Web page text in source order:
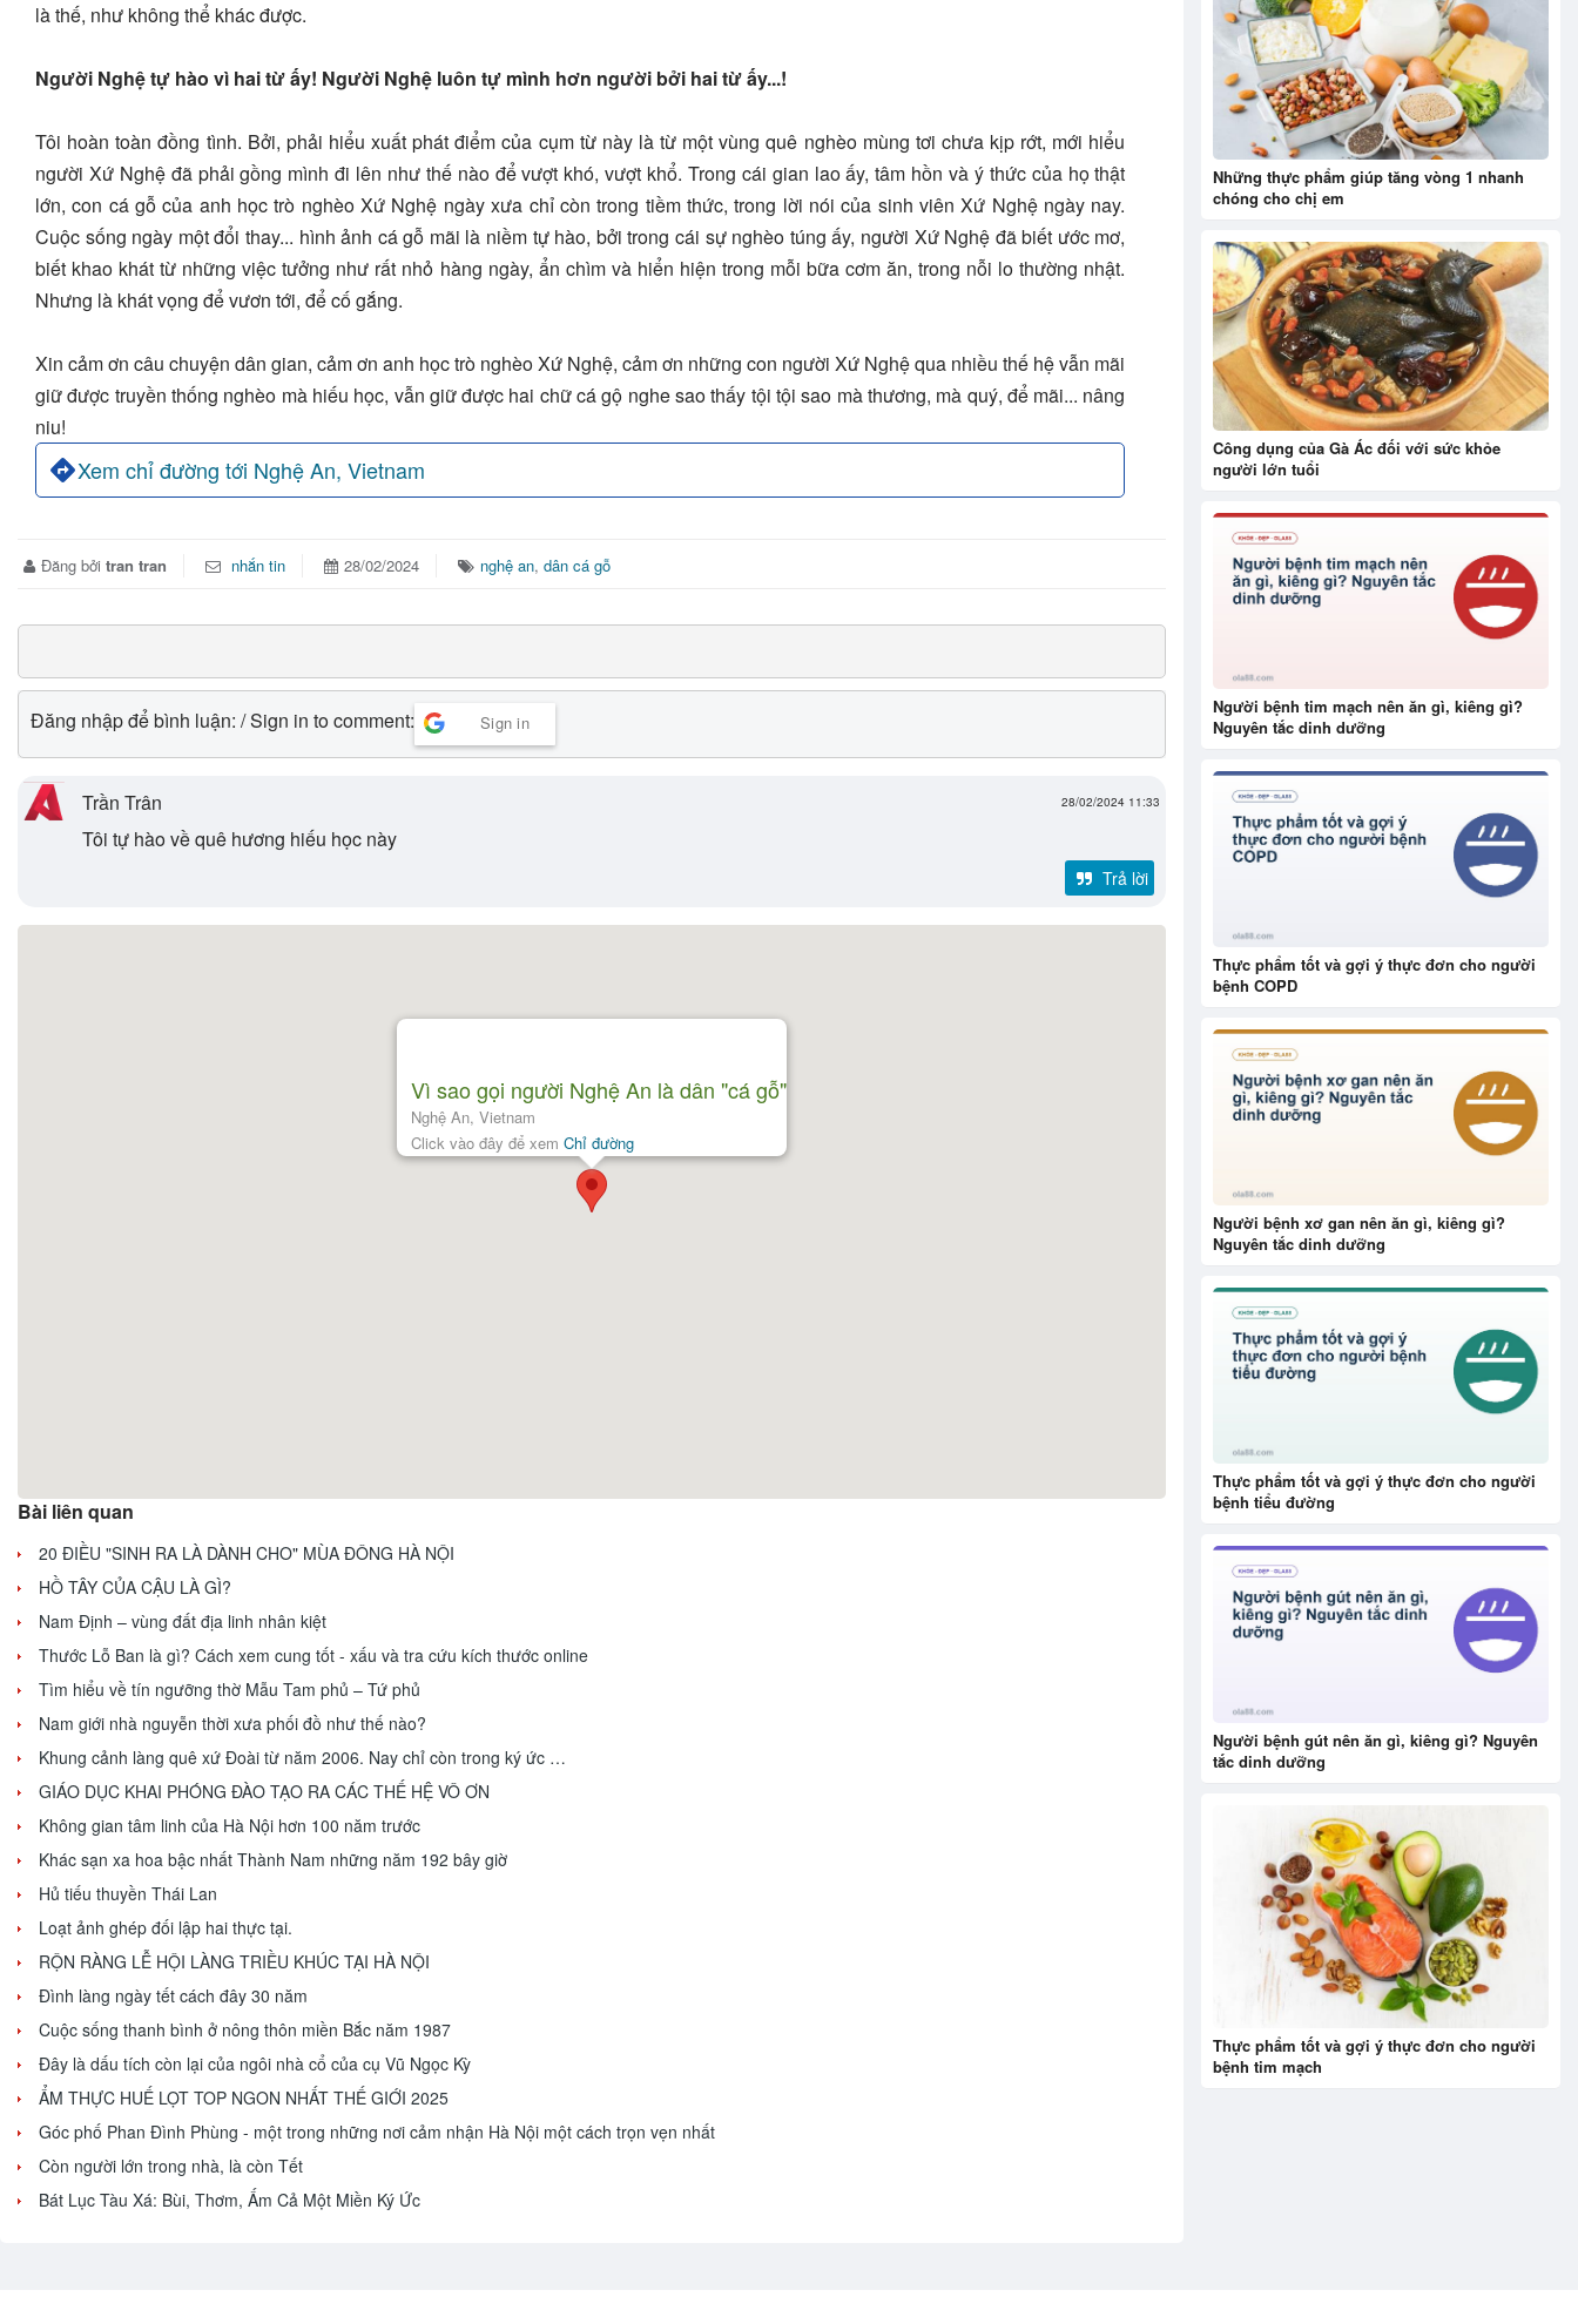
là thế, như không thể khác được.
Người Nghệ tự hào vì hai từ ấy! Người Nghệ luôn tự mình hơn người bởi hai từ ấy...!
Tôi hoàn toàn đồng tình. Bởi, phải hiểu xuất phát điểm của cụm từ này là từ một vùng quê nghèo mùng tơi chưa kịp rớt, mới hiểu
người Xứ Nghệ đã phải gồng mình đi lên như thế nào để vượt khó, vượt khổ. Trong cái gian lao ấy, tâm hồn và ý thức của họ thật
lớn, con cá gỗ của anh học trò nghèo Xứ Nghệ ngày xưa chỉ còn trong tiềm thức, trong lời nói của sinh viên Xứ Nghệ ngày nay.
Cuộc sống ngày một đổi thay... hình ảnh cá gỗ mãi là niềm tự hào, bởi trong cái sự nghèo túng ấy, người Xứ Nghệ đã biết ước mơ,
biết khao khát từ những việc tưởng như rất nhỏ hàng ngày, ẩn chìm và hiển hiện trong mỗi bữa cơm ăn, trong nỗi lo thường nhật.
Nhưng là khát vọng để vươn tới, để cố gắng.
Xin cảm ơn câu chuyện dân gian, cảm ơn anh học trò nghèo Xứ Nghệ, cảm ơn những con người Xứ Nghệ qua nhiều thế hệ vẫn mãi
giữ được truyền thống nghèo mà hiếu học, vẫn giữ được hai chữ cá gộ nghe sao thấy tội tội sao mà thương, mà quý, để mãi... nâng
niu!
Xem chỉ đường tới Nghệ An, Vietnam
Đăng bởi tran tran nhắn tin 28/02/2024 nghệ an, dân cá gỗ
Đăng nhập để bình luận: / Sign in to comment: Sign in
Trần Trân 28/02/2024 11:33
Tôi tự hào về quê hương hiếu học này
Trả lời
Vì sao gọi người Nghệ An là dân "cá gỗ"
Nghệ An, Vietnam
Click vào đây để xem Chỉ đường
Bài liên quan
20 ĐIỀU "SINH RA LÀ DÀNH CHO" MÙA ĐÔNG HÀ NỘI
HỒ TÂY CỦA CẬU LÀ GÌ?
Nam Định – vùng đất địa linh nhân kiệt
Thước Lỗ Ban là gì? Cách xem cung tốt - xấu và tra cứu kích thước online
Tìm hiểu về tín ngưỡng thờ Mẫu Tam phủ – Tứ phủ
Nam giới nhà nguyễn thời xưa phối đồ như thế nào?
Khung cảnh làng quê xứ Đoài từ năm 2006. Nay chỉ còn trong ký ức …
GIÁO DỤC KHAI PHÓNG ĐÀO TẠO RA CÁC THẾ HỆ VÔ ƠN
Không gian tâm linh của Hà Nội hơn 100 năm trước
Khác sạn xa hoa bậc nhất Thành Nam những năm 192 bây giờ
Hủ tiếu thuyền Thái Lan
Loạt ảnh ghép đối lập hai thực tại.
RỘN RÀNG LỄ HỘI LÀNG TRIỀU KHÚC TẠI HÀ NỘI
Đình làng ngày tết cách đây 30 năm
Cuộc sống thanh bình ở nông thôn miền Bắc năm 1987
Đây là dấu tích còn lại của ngôi nhà cổ của cụ Vũ Ngọc Kỳ
ẨM THỰC HUẾ LỌT TOP NGON NHẤT THẾ GIỚI 2025
Góc phố Phan Đình Phùng - một trong những nơi cảm nhận Hà Nội một cách trọn vẹn nhất
Còn người lớn trong nhà, là còn Tết
Bát Lục Tàu Xá: Bùi, Thơm, Ấm Cả Một Miền Ký Ức
Những thực phẩm giúp tăng vòng 1 nhanh
chóng cho chị em
Công dụng của Gà Ác đối với sức khỏe
người lớn tuổi
Người bệnh tim mạch nên ăn gì, kiêng gì?
Nguyên tắc dinh dưỡng
Thực phẩm tốt và gợi ý thực đơn cho người
bệnh COPD
Người bệnh xơ gan nên ăn gì, kiêng gì?
Nguyên tắc dinh dưỡng
Thực phẩm tốt và gợi ý thực đơn cho người
bệnh tiểu đường
Người bệnh gút nên ăn gì, kiêng gì? Nguyên
tắc dinh dưỡng
Thực phẩm tốt và gợi ý thực đơn cho người
bệnh tim mạch